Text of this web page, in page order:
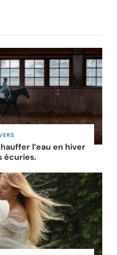
l’eau en hiver
écuries.